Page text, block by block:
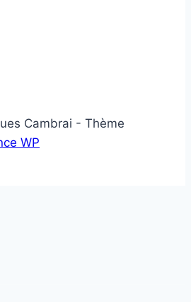
Cambrai - Thème
WP